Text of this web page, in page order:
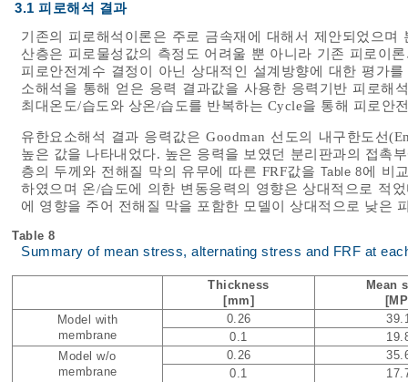
3.1 피로해석 결과
기존의 피로해석이론은 주로 금속재에 대해서 제안되었으
산층은 피로물성값의 측정도 어려울 뿐 아니라 기존 피로이
피로안전계수 결정이 아닌 상대적인 설계방향에 대한 평가
소해석을 통해 얻은 응력 결과값을 사용한 응력기반 피로해
최대온도/습도와 상온/습도를 반복하는 Cycle을 통해 피로안
유한요소해석 결과 응력값은 Goodman 선도의 내구한도선
높은 값을 나타내었다. 높은 응력을 보였던 분리판과의 접촉
층의 두께와 전해질 막의 유무에 따른 FRF값을 Table 8에 비
하였으며 온/습도에 의한 변동응력의 영향은 상대적으로 적
에 영향을 주어 전해질 막을 포함한 모델이 상대적으로 낮은
Table 8
Summary of mean stress, alternating stress and FRF at
Thickness
[mm]
Mean
Model with
membrane
0.26
0.1
Model w/o
membrane
0.26
0.1